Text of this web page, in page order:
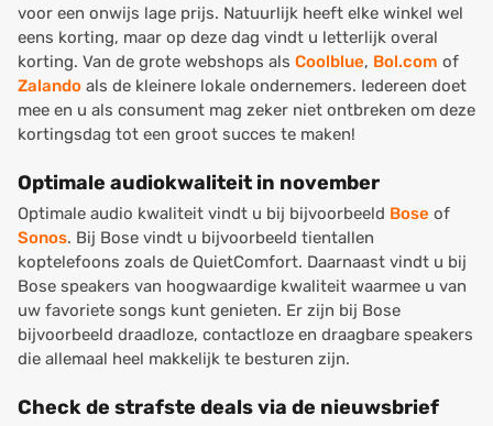
voor een onwijs lage prijs. Natuurlijk heeft elke winkel wel
eens korting, maar op deze dag vindt u letterlijk overal
korting. Van de grote webshops als Coolblue, Bol.com of
Zalando als de kleinere lokale ondernemers. Iedereen doet
mee en u als consument mag zeker niet ontbreken om deze
kortingsdag tot een groot succes te maken!
Optimale audiokwaliteit in november
Optimale audio kwaliteit vindt u bij bijvoorbeeld Bose of
Sonos. Bij Bose vindt u bijvoorbeeld tientallen
koptelefoons zoals de QuietComfort. Daarnaast vindt u bij
Bose speakers van hoogwaardige kwaliteit waarmee u van
uw favoriete songs kunt genieten. Er zijn bij Bose
bijvoorbeeld draadloze, contactloze en draagbare speakers
die allemaal heel makkelijk te besturen zijn.
Check de strafste deals via de nieuwsbrief